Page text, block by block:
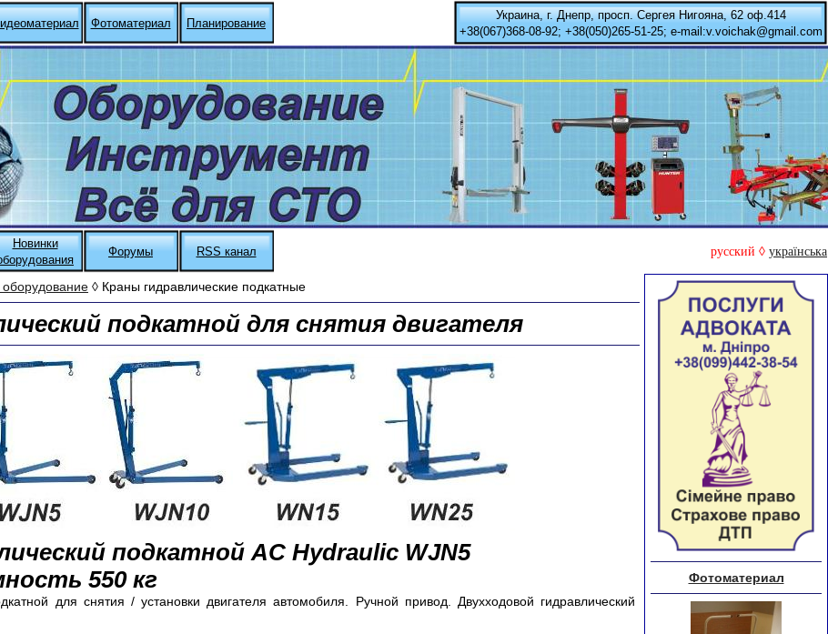
Фотоматериал Планирование
Украина, г. Днепр, просп. Сергея Нигояна, 62 оф.414
+38(067)368-08-92; +38(050)265-51-25; e-mail:v.voichak@gmail.com
Новинки
Форумы RSS канал русский ◊ українська
◊ Краны гидравлические подкатные
подкатной для снятия двигателя
подкатной AC Hydraulic WJN5
550 кг
для снятия / установки двигателя автомобиля. Ручной привод. Двухходовой гидравлический